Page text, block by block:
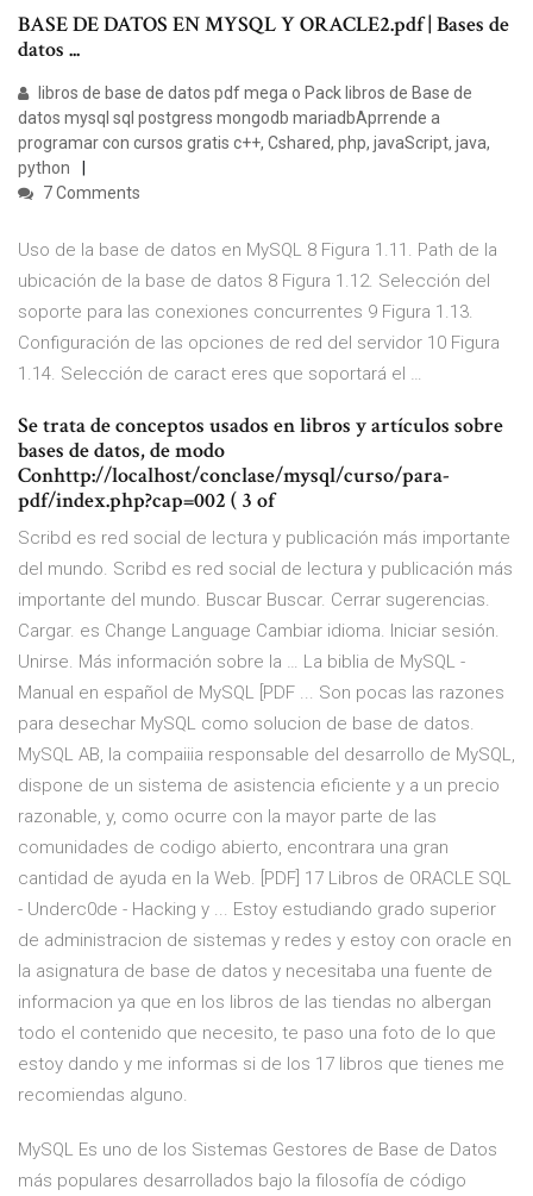
BASE DE DATOS EN MYSQL Y ORACLE2.pdf | Bases de
datos ...
libros de base de datos pdf mega o Pack libros de Base de
datos mysql sql postgress mongodb mariadbAprrende a
programar con cursos gratis c++, Cshared, php, javaScript, java,
python
7 Comments
Uso de la base de datos en MySQL 8 Figura 1.11. Path de la
ubicación de la base de datos 8 Figura 1.12. Selección del
soporte para las conexiones concurrentes 9 Figura 1.13.
Configuración de las opciones de red del servidor 10 Figura
1.14. Selección de caract eres que soportará el …
Se trata de conceptos usados en libros y artículos sobre
bases de datos, de modo
Conhttp://localhost/conclase/mysql/curso/para-
pdf/index.php?cap=002 ( 3 of
Scribd es red social de lectura y publicación más importante
del mundo. Scribd es red social de lectura y publicación más
importante del mundo. Buscar Buscar. Cerrar sugerencias.
Cargar. es Change Language Cambiar idioma. Iniciar sesión.
Unirse. Más información sobre la … La biblia de MySQL -
Manual en español de MySQL [PDF ... Son pocas las razones
para desechar MySQL como solucion de base de datos.
MySQL AB, la compaiiia responsable del desarrollo de MySQL,
dispone de un sistema de asistencia eficiente y a un precio
razonable, y, como ocurre con la mayor parte de las
comunidades de codigo abierto, encontrara una gran
cantidad de ayuda en la Web. [PDF] 17 Libros de ORACLE SQL
- Underc0de - Hacking y ... Estoy estudiando grado superior
de administracion de sistemas y redes y estoy con oracle en
la asignatura de base de datos y necesitaba una fuente de
informacion ya que en los libros de las tiendas no albergan
todo el contenido que necesito, te paso una foto de lo que
estoy dando y me informas si de los 17 libros que tienes me
recomiendas alguno.
MySQL Es uno de los Sistemas Gestores de Base de Datos
más populares desarrollados bajo la filosofía de código